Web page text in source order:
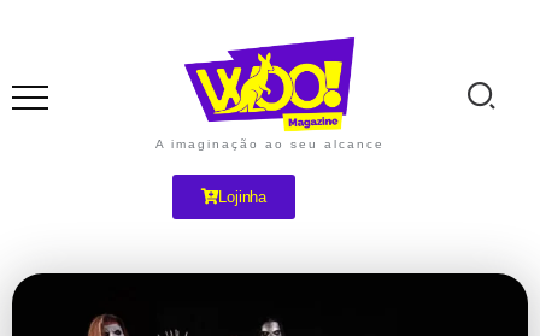
A imaginação ao seu alcance
Lojinha